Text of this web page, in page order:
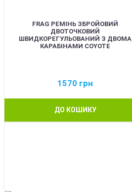
FRAG РЕМІНЬ ЗБРОЙОВИЙ
ДВОТОЧКОВИЙ
ШВИДКОРЕГУЛЬОВАНИЙ З ДВОМА
КАРАБІНАМИ COYOTE
1570 грн
ДО КОШИКУ